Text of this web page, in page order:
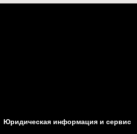
Юридическая информация и сервис